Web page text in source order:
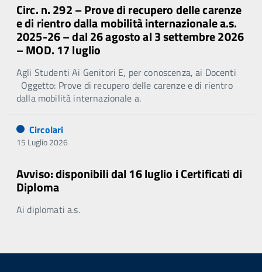
Circ. n. 292 – Prove di recupero delle carenze
e di rientro dalla mobilità internazionale a.s.
2025-26 – dal 26 agosto al 3 settembre 2026
– MOD. 17 luglio
Agli Studenti Ai Genitori E, per conoscenza, ai Docenti
Oggetto: Prove di recupero delle carenze e di rientro
dalla mobilità internazionale a.
Circolari
15 Luglio 2026
Avviso: disponibili dal 16 luglio i Certificati di
Diploma
Ai diplomati a.s.